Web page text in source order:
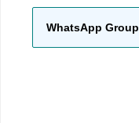
WhatsApp Group